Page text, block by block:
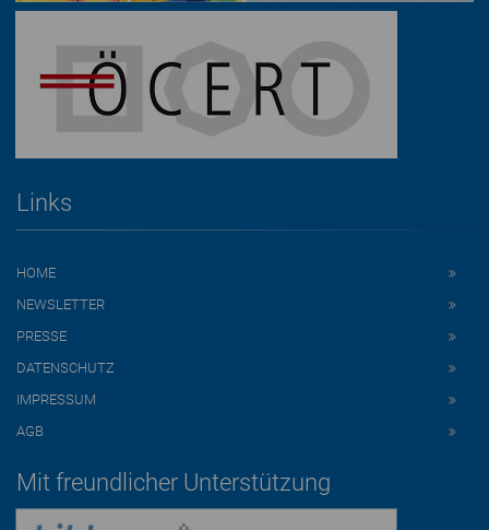
Links
HOME
NEWSLETTER
PRESSE
DATENSCHUTZ
IMPRESSUM
AGB
Mit freundlicher Unterstützung